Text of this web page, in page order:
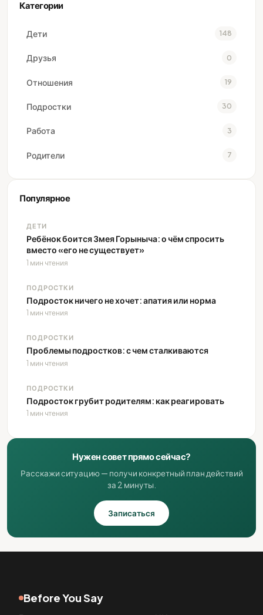
Категории
Дети 148
Друзья 0
Отношения 19
Подростки 30
Работа 3
Родители 7
Популярное
ДЕТИ
Ребёнок боится Змея Горыныча: о чём спросить
вместо «его не существует»
1 мин чтения
ПОДРОСТКИ
Подросток ничего не хочет: апатия или норма
1 мин чтения
ПОДРОСТКИ
Проблемы подростков: с чем сталкиваются
1 мин чтения
ПОДРОСТКИ
Подросток грубит родителям: как реагировать
1 мин чтения
Нужен совет прямо сейчас?
Расскажи ситуацию — получи конкретный план действий
за 2 минуты.
Записаться
Before You Say